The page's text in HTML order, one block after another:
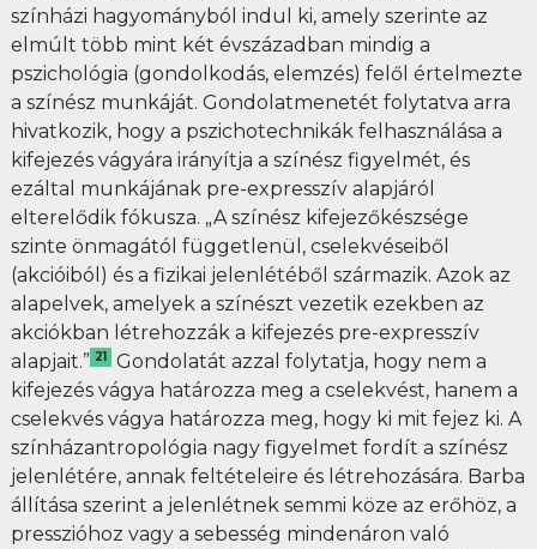
színházi hagyományból indul ki, amely szerinte az
elmúlt több mint két évszázadban mindig a
pszichológia (gondolkodás, elemzés) felől értelmezte
a színész munkáját. Gondolatmenetét folytatva arra
hivatkozik, hogy a pszichotechnikák felhasználása a
kifejezés vágyára irányítja a színész figyelmét, és
ezáltal munkájának pre-expresszív alapjáról
elterelődik fókusza. „A színész kifejezőkészsége
szinte önmagától függetlenül, cselekvéseiből
(akcióiból) és a fizikai jelenlétéből származik. Azok az
alapelvek, amelyek a színészt vezetik ezekben az
akciókban létrehozzák a kifejezés pre-expresszív
alapjait.” 21
Gondolatát azzal folytatja, hogy nem a
kifejezés vágya határozza meg a cselekvést, hanem a
cselekvés vágya határozza meg, hogy ki mit fejez ki. A
színházantropológia nagy figyelmet fordít a színész
jelenlétére, annak feltételeire és létrehozására. Barba
állítása szerint a jelenlétnek semmi köze az erőhöz, a
presszióhoz vagy a sebesség mindenáron való